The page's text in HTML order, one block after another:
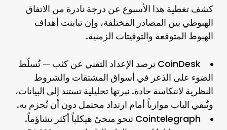
كشف تغطية هذا الأسبوع عن درجة نادرة من الاتفاق
الهبوطي بين المصادر المختلفة، وإن تباينت أهداف
الهبوط المتوقعة والتوقيتات الزمنية.
CoinDesk ترصد الإعداد التقني عن كثب — تُسلّط
الضوء على الذعر في أسواق المشتقات والشروط
النظرية لانتكاسة حادة. نبرتها تحليلية تستند إلى البيانات،
وتُبقي الباب موارباً أمام ارتداد محتمل دون أن تُجزم به.
Cointelegraph تنحو منحىً هيكلياً أكثر تشاؤماً.